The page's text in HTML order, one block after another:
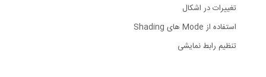
تغییرات در اشکال
استفاده از Mode های Shading
تنظیم رابط نمایشی